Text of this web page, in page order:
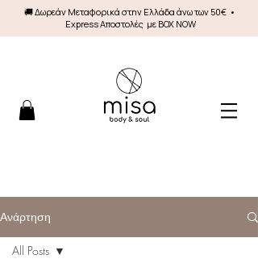
🚚 Δωρεάν Mεταφορικά στην Ελλάδα άνω των 50€ •
Express Αποστολές με BOX NOW
Ανάρτηση
All Posts